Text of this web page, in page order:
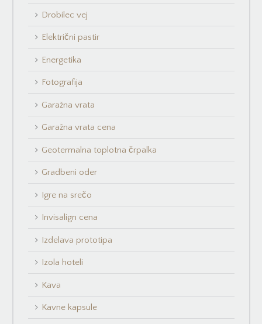
Drobilec vej
Električni pastir
Energetika
Fotografija
Garažna vrata
Garažna vrata cena
Geotermalna toplotna črpalka
Gradbeni oder
Igre na srečo
Invisalign cena
Izdelava prototipa
Izola hoteli
Kava
Kavne kapsule